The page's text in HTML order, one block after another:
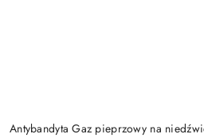
Antybandyta Gaz pieprzowy na